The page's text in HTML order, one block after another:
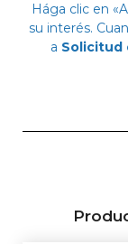
Hága clic en
su interés.
a Solicitud